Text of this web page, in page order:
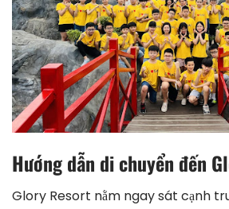
Hướng dẫn di chuyển đến
Glory Resort nằm ngay sát cạnh